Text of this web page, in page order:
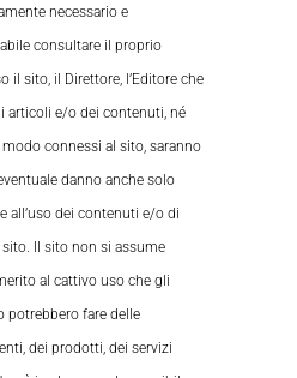
necessario e
consultare il proprio
il sito, il Direttore, l’Editore che
articoli e/o dei contenuti, né
connessi al sito, saranno
danno anche solo
all’uso dei contenuti e/o di
Il sito non si assume
al cattivo uso che gli
potrebbero fare delle
dei prodotti, dei servizi